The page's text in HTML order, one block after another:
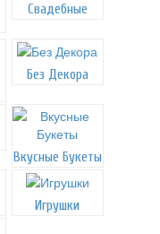
Свадебные
Без Декора
Вкусные Букеты
Игрушки